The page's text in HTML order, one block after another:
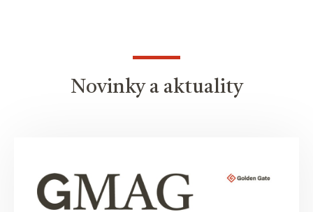
Novinky a aktuality